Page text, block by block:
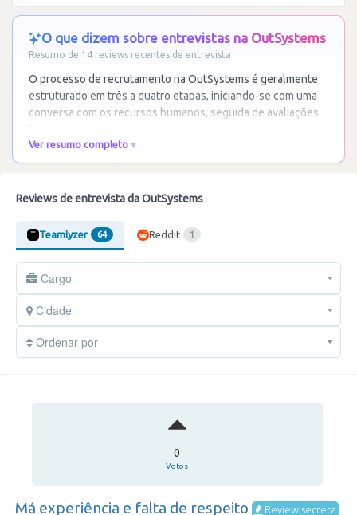
O que dizem sobre entrevistas na OutSystems
Resumo de 14 reviews recentes de entrevista
O processo de recrutamento na OutSystems é geralmente
estruturado em três a quatro etapas, iniciando-se com uma
conversa com os recursos humanos, seguida de avaliações
técnicas que podem incluir live coding,
Ver resumo completo
Reviews de entrevista da OutSystems
Teamlyzer 64 Reddit 1
Cargo
Cidade
Ordenar por
0
Votos
Má experiência e falta de respeito Review secreta